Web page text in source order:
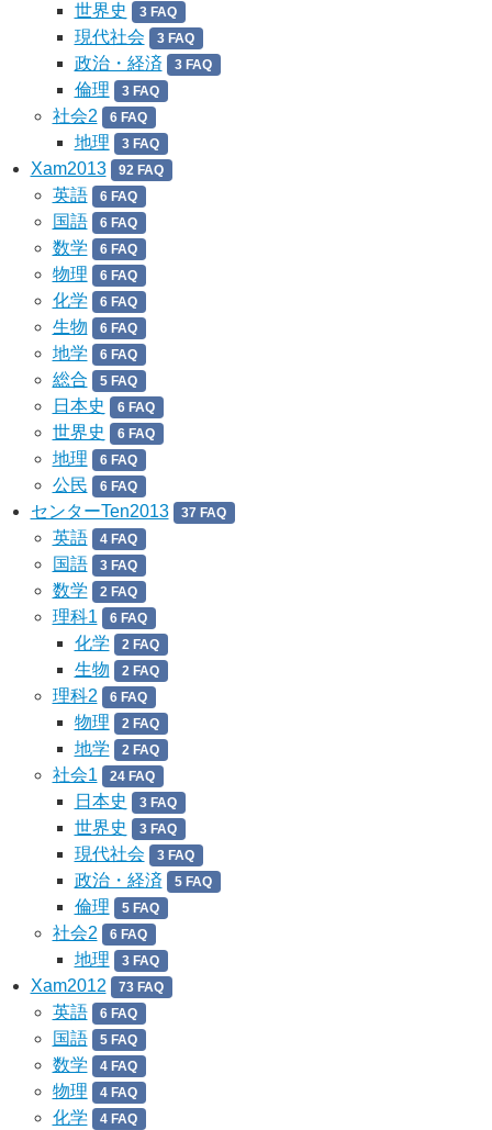
世界史 3 FAQ
現代社会 3 FAQ
政治・経済 3 FAQ
倫理 3 FAQ
社会2 6 FAQ
地理 3 FAQ
Xam2013 92 FAQ
英語 6 FAQ
国語 6 FAQ
数学 6 FAQ
物理 6 FAQ
化学 6 FAQ
生物 6 FAQ
地学 6 FAQ
総合 5 FAQ
日本史 6 FAQ
世界史 6 FAQ
地理 6 FAQ
公民 6 FAQ
センターTen2013 37 FAQ
英語 4 FAQ
国語 3 FAQ
数学 2 FAQ
理科1 6 FAQ
化学 2 FAQ
生物 2 FAQ
理科2 6 FAQ
物理 2 FAQ
地学 2 FAQ
社会1 24 FAQ
日本史 3 FAQ
世界史 3 FAQ
現代社会 3 FAQ
政治・経済 5 FAQ
倫理 5 FAQ
社会2 6 FAQ
地理 3 FAQ
Xam2012 73 FAQ
英語 6 FAQ
国語 5 FAQ
数学 4 FAQ
物理 4 FAQ
化学 4 FAQ